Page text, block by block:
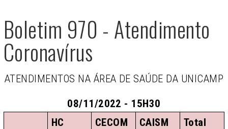
Boletim 970 - Atendimento
Coronavírus
ATENDIMENTOS NA ÁREA DE SAÚDE DA UNICAMP
08/11/2022 - 15H30
HC
CECOM CAISM
Total